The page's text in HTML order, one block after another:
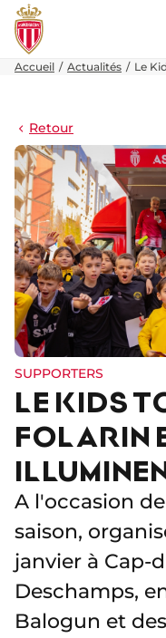
Accueil Actualités Le
Retour
SUPPORTERS
LE KIDS
FOLARIN
A l'occasion
saison,
janvier à Cap-
Deschamps,
Balogun et